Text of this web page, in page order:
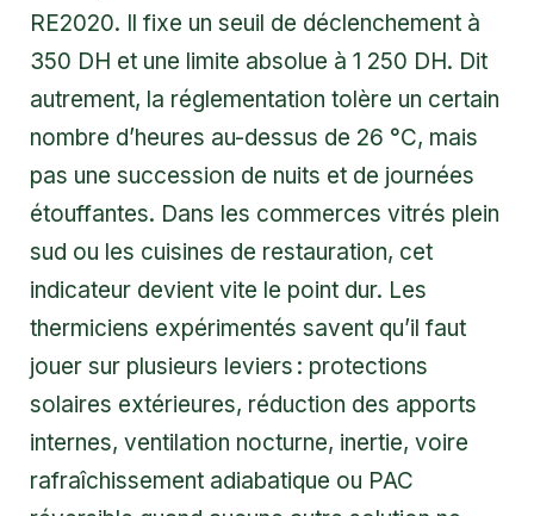
RE2020. Il fixe un seuil de déclenchement à
350 DH et une limite absolue à 1 250 DH. Dit
autrement, la réglementation tolère un certain
nombre d’heures au-dessus de 26 °C, mais
pas une succession de nuits et de journées
étouffantes. Dans les commerces vitrés plein
sud ou les cuisines de restauration, cet
indicateur devient vite le point dur. Les
thermiciens expérimentés savent qu’il faut
jouer sur plusieurs leviers : protections
solaires extérieures, réduction des apports
internes, ventilation nocturne, inertie, voire
rafraîchissement adiabatique ou PAC